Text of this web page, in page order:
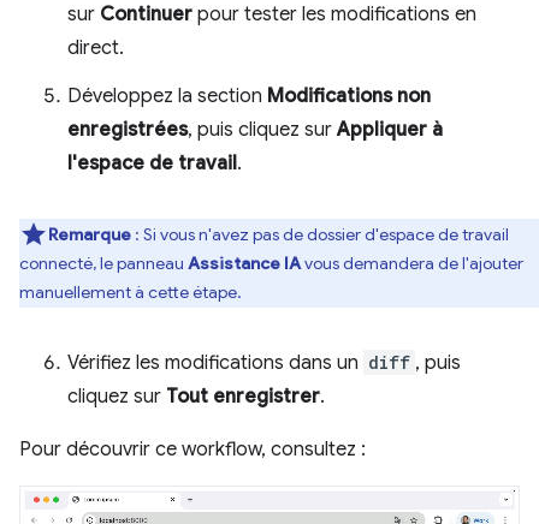
sur Continuer pour tester les modifications en
direct.
Développez la section Modifications non
enregistrées, puis cliquez surAppliquer à
l'espace de travail.
Remarque : Si vous n'avez pas de dossier d'espace de travail
connecté, le panneau Assistance IAvous demandera de l'ajouter
manuellement à cette étape.
Vérifiez les modifications dans un diff , puis
cliquez sur Tout enregistrer.
Pour découvrir ce workflow, consultez :